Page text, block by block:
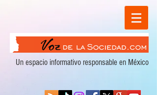
Un espacio informativo responsable en México